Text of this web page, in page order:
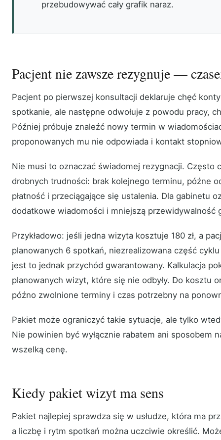
przebudowywać cały grafik naraz.
Pacjent nie zawsze rezygnuje —
Pacjent po pierwszej konsultacji deklaruje chęć
spotkanie, ale następne odwołuje z powodu pracy,
Później próbuje znaleźć nowy termin w
proponowanych mu nie odpowiada i kontakt
Nie musi to oznaczać świadomej rezygnacji. Często
drobnych trudności: brak kolejnego terminu, późne
płatność i przeciągające się ustalenia. Dla gabinetu
dodatkowe wiadomości i mniejszą przewidywalność
Przykładowo: jeśli jedna wizyta kosztuje 180 zł, a
planowanych 6 spotkań, niezrealizowana część
jest to jednak przychód gwarantowany. Kalkulacja
planowanych wizyt, które się nie odbyły. Do kosztu
późno zwolnione terminy i czas potrzebny na
Pakiet może ograniczyć takie sytuacje, ale tylko
Nie powinien być wyłącznie rabatem ani sposobem
wszelką cenę.
Kiedy pakiet wizyt ma sens
Pakiet najlepiej sprawdza się w usłudze, która ma
a liczbę i rytm spotkań można uczciwie określić.